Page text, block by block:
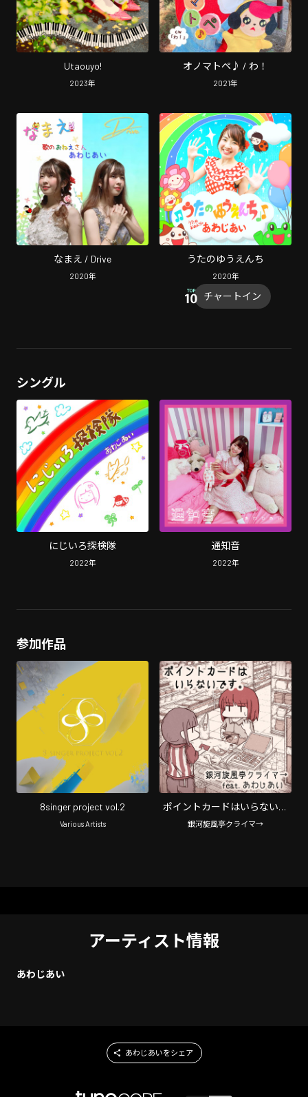
Utaouyo!
2023年
オノマトペ♪ / わ！
2021年
なまえ / Drive
2020年
うたのゆうえんち
2020年
チャートイン
シングル
にじいろ探検隊
2022年
通知音
2022年
参加作品
8singer project vol.2
Various Artists
ポイントカードはいらないで
す。 (feat. あわじあい)
銀河旋風亭クライマ→
アーティスト情報
あわじあい
あわじあいをシェア